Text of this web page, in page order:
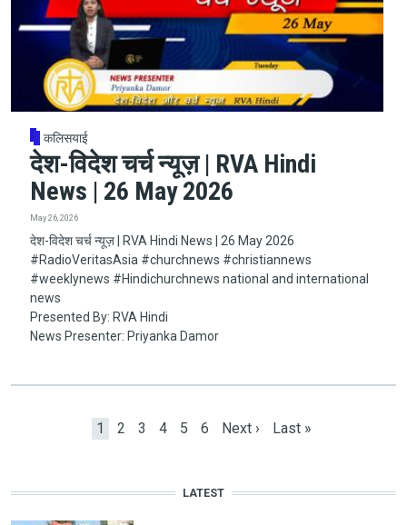
कलिसयाई
देश-विदेश चर्च न्यूज़ | RVA Hindi
News | 26 May 2026
May 26, 2026
देश-विदेश चर्च न्यूज़ | RVA Hindi News | 26 May 2026
#RadioVeritasAsia​​​​​ #churchnews​​​​​ #christiannews​​​​​
#weeklynews​ #Hindichurchnews national and international
news
Presented By: RVA Hindi
News Presenter: Priyanka Damor
Current page
1 Page
2 Page
3 Page
4 Page
5 Page
6 Next page
Next › Last page
Last »
LATEST